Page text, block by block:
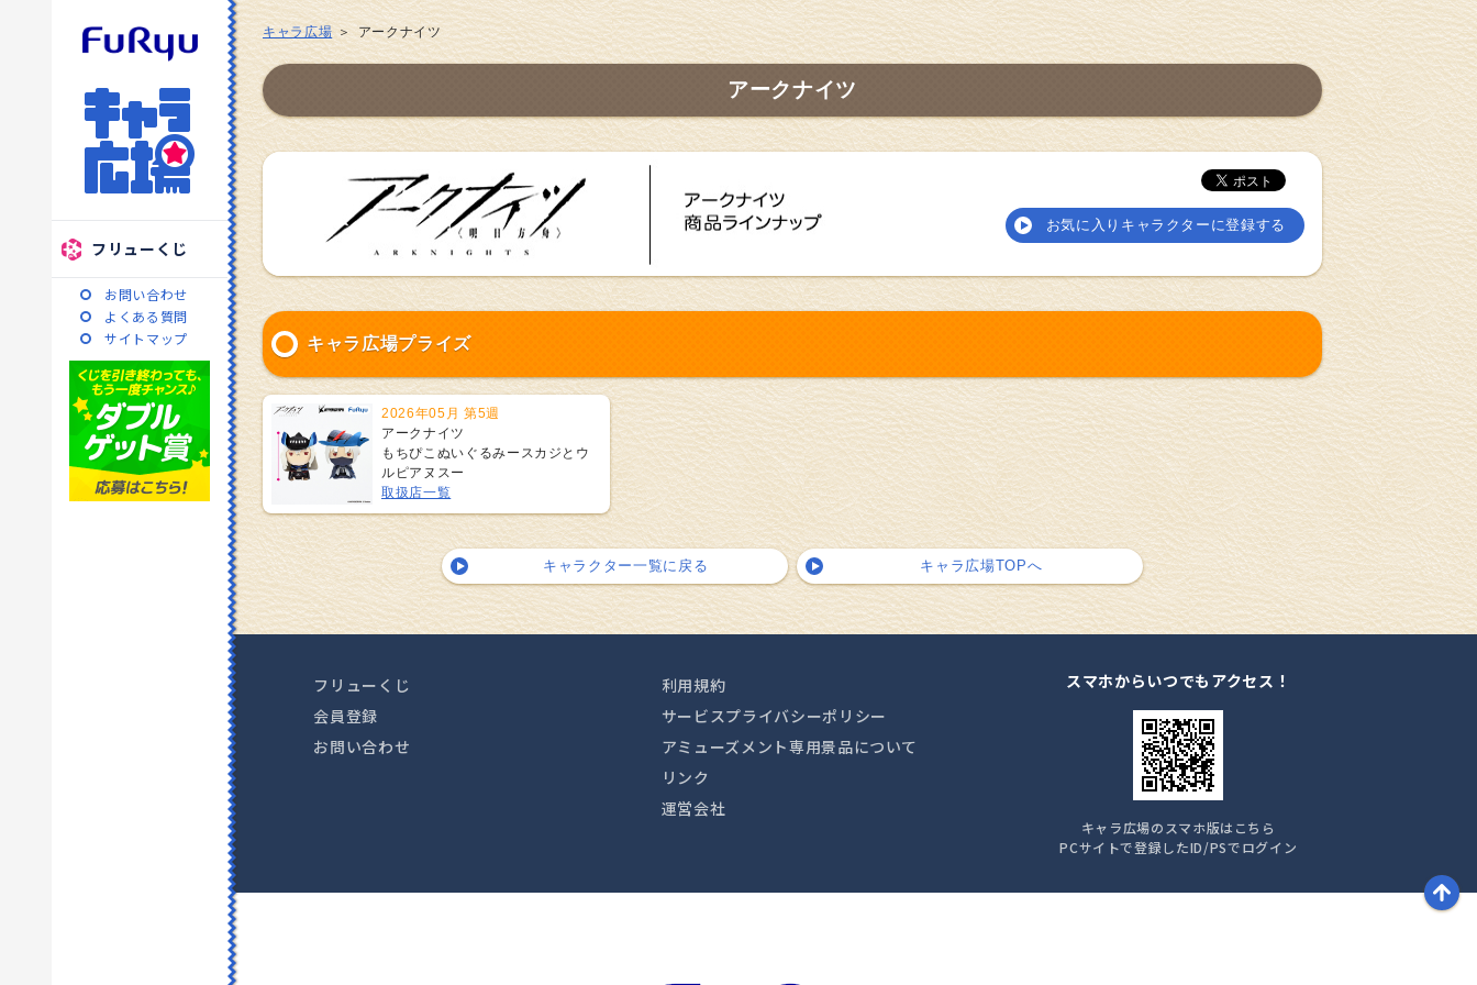
フリューくじ
お問い合わせ
よくある質問
サイトマップ
キャラ広場 アークナイツ
アークナイツ
お気に入りキャラクターに登録する
キャラ広場プライズ
2026年05月 第5週
アークナイツ
もちぴこぬいぐるみースカジとウ
ルピアヌスー
取扱店一覧
キャラクター一覧に戻る キャラ広場TOPへ
フリューくじ
会員登録
お問い合わせ
利用規約
サービスプライバシーポリシー
アミューズメント専用景品について
リンク
運営会社
スマホからいつでもアクセス！
キャラ広場のスマホ版はこちら
PCサイトで登録したID/PSでログイン